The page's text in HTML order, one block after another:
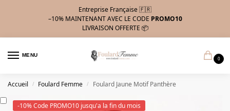
Entreprise Française 🇫🇷
–10% MAINTENANT AVEC LE CODE PROMO10
LIVRAISON OFFERTE 📦
MENU
0
Accueil / Foulard Femme / Foulard Jaune Motif Panthère
-10% Code PROMO10 jusqu'a la fin du mois